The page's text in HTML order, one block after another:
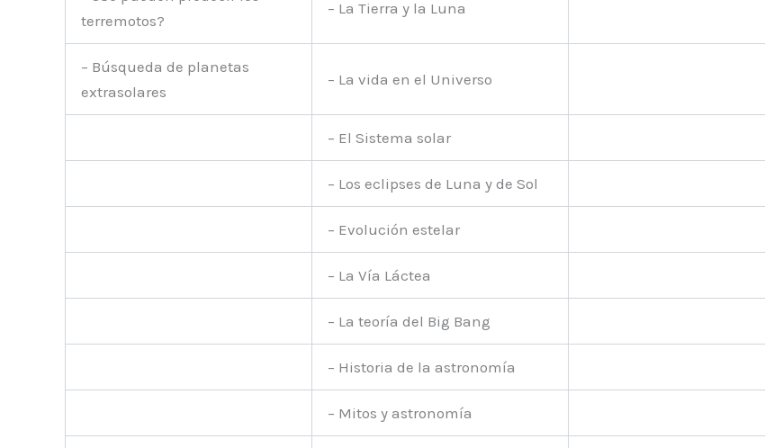
terremotos?
– La Tierra y la Luna
– Búsqueda de planetas
extrasolares
– La vida en el Universo
– El Sistema solar
– Los eclipses de Luna y de Sol
– Evolución estelar
– La Vía Láctea
– La teoría del Big Bang
– Historia de la astronomía
– Mitos y astronomía